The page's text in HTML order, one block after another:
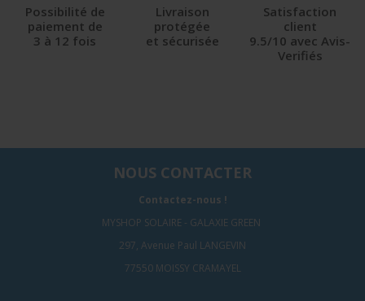
Possibilité de
paiement de
3 à 12 fois
Livraison
protégée
et sécurisée
Satisfaction
client
9.5/10 avec Avis-
Verifiés
NOUS CONTACTER
Contactez-nous !
MYSHOP SOLAIRE - GALAXIE GREEN
297, Avenue Paul LANGEVIN
77550 MOISSY CRAMAYEL